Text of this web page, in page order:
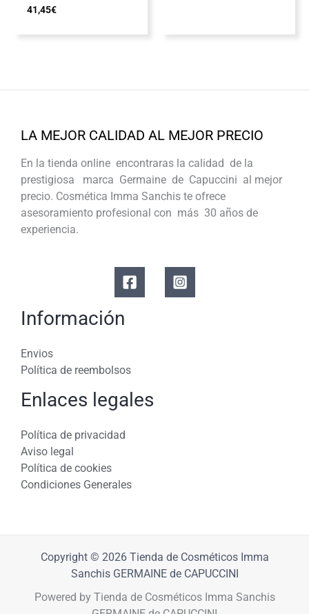
41,45€
LA MEJOR CALIDAD AL MEJOR PRECIO
En la tienda online encontraras la calidad de la
prestigiosa marca Germaine de Capuccini al mejor
precio. Cosmética Imma Sanchis te ofrece
asesoramiento profesional con más 30 años de
experiencia.
Información
Envios
Política de reembolsos
Enlaces legales
Política de privacidad
Aviso legal
Política de cookies
Condiciones Generales
Copyright © 2026 Tienda de Cosméticos Imma
Sanchis GERMAINE de CAPUCCINI
Powered by Tienda de Cosméticos Imma Sanchis